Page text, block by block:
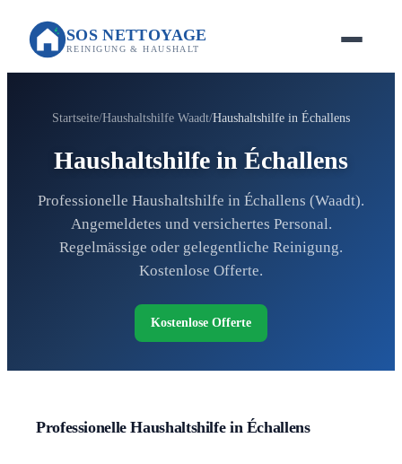
SOS NETTOYAGE
REINIGUNG & HAUSHALT
Startseite Haushaltshilfe Waadt Haushaltshilfe in Échallens
Haushaltshilfe in Échallens
Professionelle Haushaltshilfe in Échallens (Waadt).
Angemeldetes und versichertes Personal.
Regelmässige oder gelegentliche Reinigung.
Kostenlose Offerte.
Kostenlose Offerte
Professionelle Haushaltshilfe in Échallens